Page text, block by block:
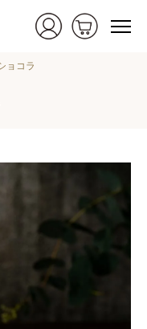
ョコラ